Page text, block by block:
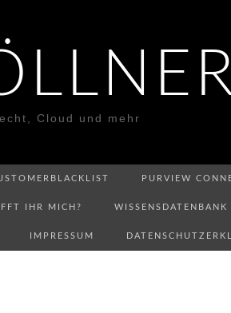
Cloud und mehr
PURVIEW
IHR MICH? WISSENSDATENBANK
IMPRESSUM